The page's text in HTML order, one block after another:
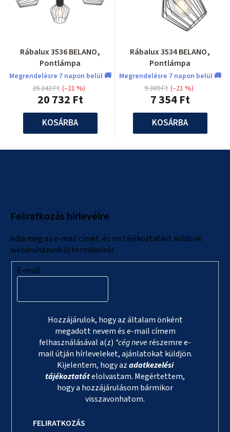
Rábalux 3536 BELANO,
Pontlámpa
Megrendelèsre 7 napon belül 🚚
20 732 Ft
26 242 Ft (–21 %)
KOSÁRBA
Rábalux 3534 BELANO,
Pontlámpa
Megrendelèsre 7 napon belül 🚚
7 354 Ft
9 309 Ft (–21 %)
KOSÁRBA
Feliratkozás hírlevélre
Adja meg az e-mail címét, és mi tájékoztatást küldünk
webáruházunk új termékeiről.
E-mail
Hozzájárulok, hogy az általam önként
megadott nevem és e-mail címem
felhasználásával a(z) *cég neverészemre e-
mail útján hírleveleket, ajánlatokat küldjön.
Kijelentem, hogy azadatkezelési
tájékoztatótelolvastam. Megértettem,
hogy a hozzájárulásom bármikor
visszavonhatom.
FELIRATKOZÁS